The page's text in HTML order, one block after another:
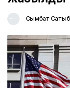
Сымбат